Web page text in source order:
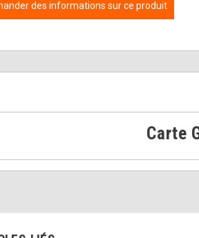
des informations sur ce produit
Carte